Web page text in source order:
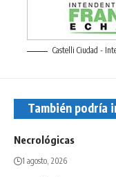
Castelli Ciudad -
También podría
Necrológicas
1 agosto, 2026